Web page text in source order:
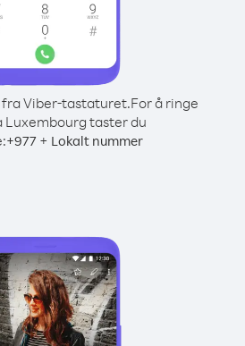
Viber-tastaturet.For å ringe
Luxembourg taster du
+977 + Lokalt nummer